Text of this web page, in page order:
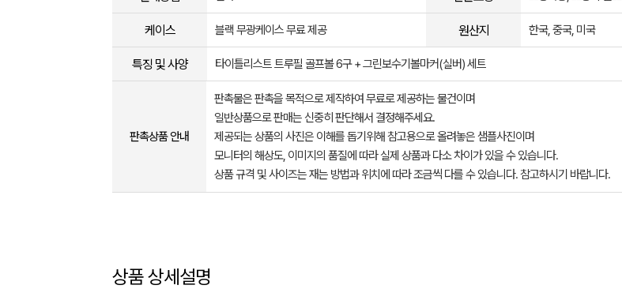
케이스 블랙 무광케이스 무료 제공 원산지 한국, 중국, 미국
특징 및 사양 타이틀리스트 트루필 골프볼 6구 + 그린보수기볼마커(실버) 세트
판촉상품 안내
판촉물은 판촉을 목적으로 제작하여 무료로 제공하는 물건이며
일반상품으로 판매는 신중히 판단해서 결정해주세요.
제공되는 상품의 사진은 이해를 돕기위해 참고용으로 올려놓은 샘플사진이며
모니터의 해상도, 이미지의 품질에 따라 실제 상품과 다소 차이가 있을 수 있습니다.
상품 규격 및 사이즈는 재는 방법과 위치에 따라 조금씩 다를 수 있습니다. 참고하시기 바랍니다.
상품 상세설명